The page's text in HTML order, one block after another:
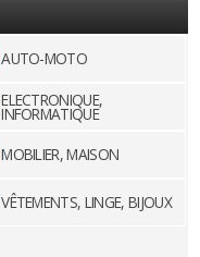
AUTO-MOTO
ELECTRONIQUE,
INFORMATIQUE
MOBILIER, MAISON
VÊTEMENTS, LINGE, BIJOUX